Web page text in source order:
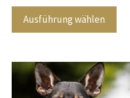
Ausführung wählen
auf.
Die